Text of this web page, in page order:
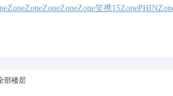
ZoneZoneZoneZoneZone笑携15ZonePHIN
部楼层